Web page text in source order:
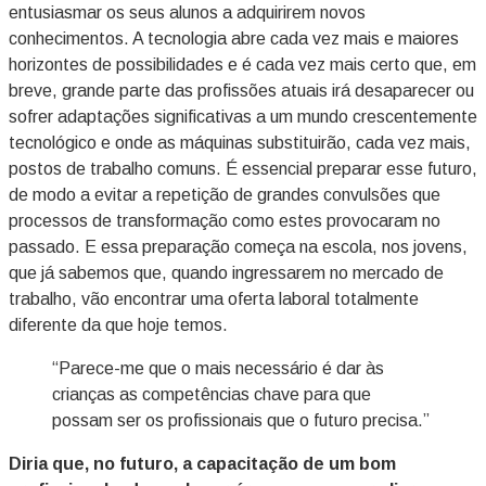
entusiasmar os seus alunos a adquirirem novos
conhecimentos. A tecnologia abre cada vez mais e maiores
horizontes de possibilidades e é cada vez mais certo que, em
breve, grande parte das profissões atuais irá desaparecer ou
sofrer adaptações significativas a um mundo crescentemente
tecnológico e onde as máquinas substituirão, cada vez mais,
postos de trabalho comuns. É essencial preparar esse futuro,
de modo a evitar a repetição de grandes convulsões que
processos de transformação como estes provocaram no
passado. E essa preparação começa na escola, nos jovens,
que já sabemos que, quando ingressarem no mercado de
trabalho, vão encontrar uma oferta laboral totalmente
diferente da que hoje temos.
“Parece-me que o mais necessário é dar às
crianças as competências chave para que
possam ser os profissionais que o futuro precisa.”
Diria que, no futuro, a capacitação de um bom